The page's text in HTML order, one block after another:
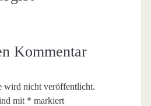
Kommentar
wird nicht veröffentlicht.
mit * markiert